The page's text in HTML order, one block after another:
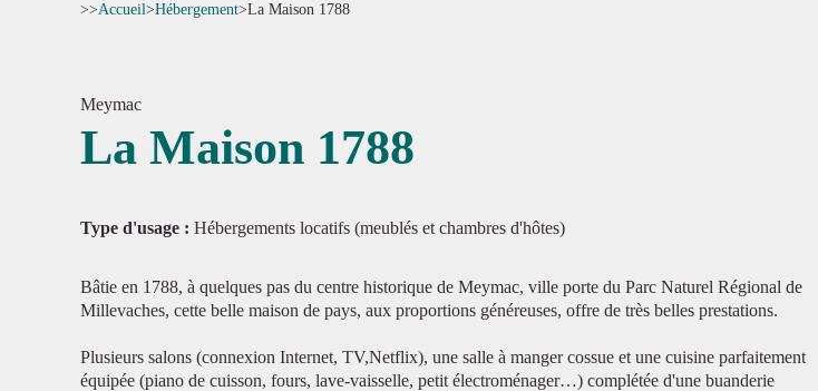
>>Accueil>Hébergement>La Maison 1788
Meymac
La Maison 1788
Type d'usage : Hébergements locatifs (meublés et chambres d'hôtes)
Bâtie en 1788, à quelques pas du centre historique de Meymac, ville porte du Parc Naturel Régional de
Millevaches, cette belle maison de pays, aux proportions généreuses, offre de très belles prestations.
Plusieurs salons (connexion Internet, TV,Netflix), une salle à manger cossue et une cuisine parfaitement
équipée (piano de cuisson, fours, lave-vaisselle, petit électroménager…) complétée d'une buanderie